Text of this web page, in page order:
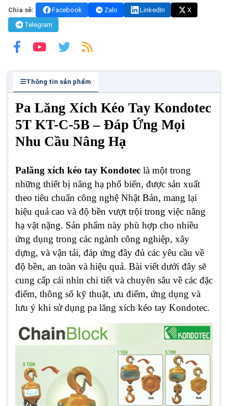
Chia sẻ: Facebook Zalo LinkedIn
X
Telegram
Thông tin sản phẩm
Pa Lăng Xích Kéo Tay Kondotec
5T KT-C-5B – Đáp Ứng Mọi
Nhu Cầu Nâng Hạ
Palăng xích kéo tay Kondotec là một trong
những thiết bị nâng hạ phổ biến, được sản xuất
theo tiêu chuẩn công nghệ Nhật Bản, mang lại
hiệu quả cao và độ bền vượt trội trong việc nâng
hạ vật nặng. Sản phẩm này phù hợp cho nhiều
ứng dụng trong các ngành công nghiệp, xây
dựng, và vận tải, đáp ứng đầy đủ các yêu cầu về
độ bền, an toàn và hiệu quả. Bài viết dưới đây sẽ
cung cấp cái nhìn chi tiết và chuyên sâu về các đặc
điểm, thông số kỹ thuật, ưu điểm, ứng dụng và
lưu ý khi sử dụng pa lăng xích kéo tay Kondotec.